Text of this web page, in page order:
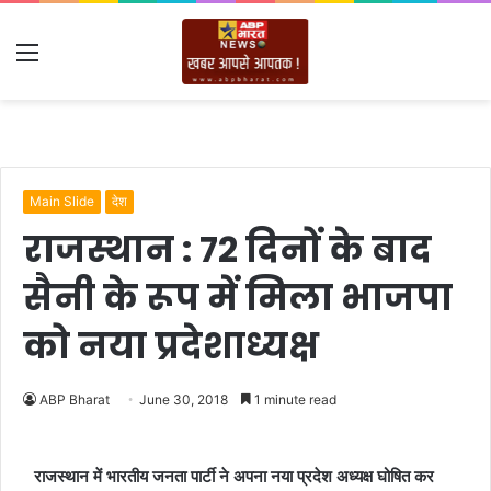
Menu
Main Slide देश
राजस्थान : 72 दिनों के बाद
सैनी के रूप में मिला भाजपा
को नया प्रदेशाध्यक्ष
ABP Bharat June 30, 2018 1 minute read
राजस्थान में भारतीय जनता पार्टी ने अपना नया प्रदेश अध्यक्ष घोषित कर